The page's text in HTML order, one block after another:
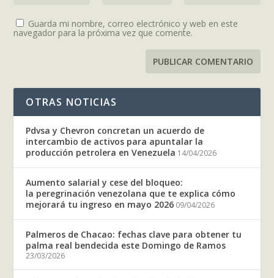
Guarda mi nombre, correo electrónico y web en este
navegador para la próxima vez que comente.
OTRAS NOTICIAS
Pdvsa y Chevron concretan un acuerdo de
intercambio de activos para apuntalar la
producción petrolera en Venezuela 14/04/2026
Aumento salarial y cese del bloqueo:
la peregrinación venezolana que te explica cómo
mejorará tu ingreso en mayo 2026 09/04/2026
Palmeros de Chacao: fechas clave para obtener tu
palma real bendecida este Domingo de Ramos
23/03/2026